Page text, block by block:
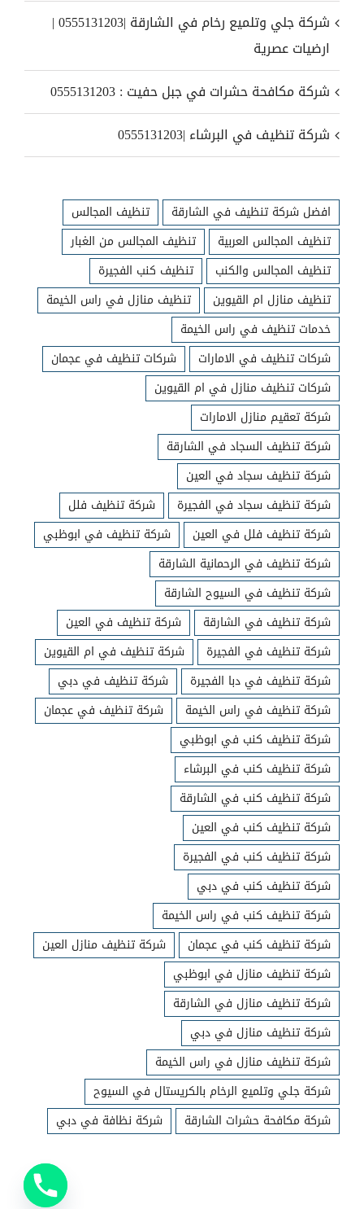
شركة جلي وتلميع رخام في الشارقة |0555131203 |
ارضيات عصرية
شركة مكافحة حشرات في جبل حفيت : 0555131203
شركة تنظيف في البرشاء |0555131203
افضل شركة تنظيف في الشارقة
تنظيف المجالس
تنظيف المجالس العربية
تنظيف المجالس من الغبار
تنظيف المجالس والكنب
تنظيف كنب الفجيرة
تنظيف منازل ام القيوين
تنظيف منازل في راس الخيمة
خدمات تنظيف في راس الخيمة
شركات تنظيف في الامارات
شركات تنظيف في عجمان
شركات تنظيف منازل في ام القيوين
شركة تعقيم منازل الامارات
شركة تنظيف السجاد في الشارقة
شركة تنظيف سجاد في العين
شركة تنظيف سجاد في الفجيرة
شركة تنظيف فلل
شركة تنظيف فلل في العين
شركة تنظيف في ابوظبي
شركة تنظيف في الرحمانية الشارقة
شركة تنظيف في السيوح الشارقة
شركة تنظيف في الشارقة
شركة تنظيف في العين
شركة تنظيف في الفجيرة
شركة تنظيف في ام القيوين
شركة تنظيف في دبا الفجيرة
شركة تنظيف في دبي
شركة تنظيف في راس الخيمة
شركة تنظيف في عجمان
شركة تنظيف كنب في ابوظبي
شركة تنظيف كنب في البرشاء
شركة تنظيف كنب في الشارقة
شركة تنظيف كنب في العين
شركة تنظيف كنب في الفجيرة
شركة تنظيف كنب في دبي
شركة تنظيف كنب في راس الخيمة
شركة تنظيف كنب في عجمان
شركة تنظيف منازل العين
شركة تنظيف منازل في ابوظبي
شركة تنظيف منازل في الشارقة
شركة تنظيف منازل في دبي
شركة تنظيف منازل في راس الخيمة
شركة جلي وتلميع الرخام بالكريستال في السيوح
شركة مكافحة حشرات الشارقة
شركة نظافة في دبي